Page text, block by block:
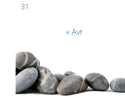
31
« Avr